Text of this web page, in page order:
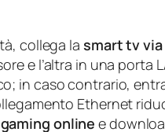
collega la smart tv via
e l’altra in una porta
in caso contrario,
Ethernet
gaming online e